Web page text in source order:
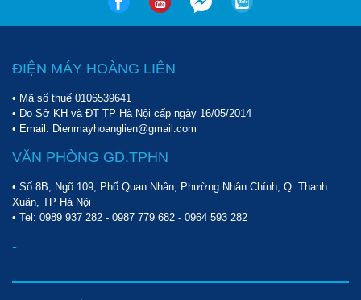
ĐIỆN MÁY HOÀNG LIÊN
• Mã số thuế 0106539641
• Do Sở KH và ĐT TP Hà Nội cấp ngày 16/05/2014
• Email: Dienmayhoanglien@gmail.com
VĂN PHÒNG GD.TPHN
• Số 8B, Ngõ 109, Phố Quan Nhân, Phường Nhân Chính, Q. Thanh
Xuân, TP Hà Nội
• Tel: 0989 937 282 - 0987 779 682 - 0964 593 282
-